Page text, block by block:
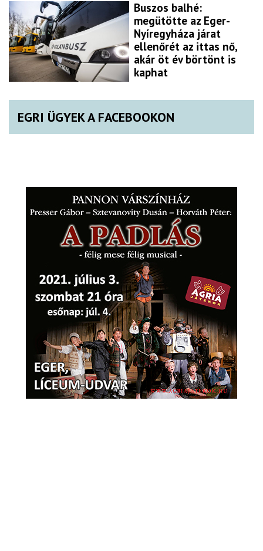
Buszos balhé:
megütötte az Eger-
Nyíregyháza járat
ellenőrét az ittas nő,
akár öt év börtönt is
kaphat
EGRI ÜGYEK A FACEBOOKON